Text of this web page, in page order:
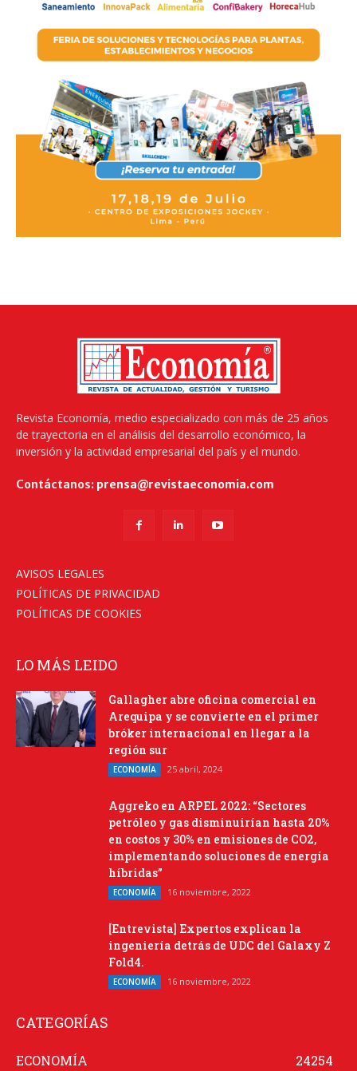
Revista Economía, medio especializado con más de 25 años
de trayectoria en el análisis del desarrollo económico, la
inversión y la actividad empresarial del país y el mundo.
Contáctanos: prensa@revistaeconomia.com
AVISOS LEGALES
POLÍTICAS DE PRIVACIDAD
POLÍTICAS DE COOKIES
LO MÁS LEIDO
Gallagher abre oficina comercial en
Arequipa y se convierte en el primer
bróker internacional en llegar a la
región sur
ECONOMÍA 25 abril, 2024
Aggreko en ARPEL 2022: “Sectores
petróleo y gas disminuirían hasta 20%
en costos y 30% en emisiones de CO2,
implementando soluciones de energía
híbridas”
ECONOMÍA 16 noviembre, 2022
[Entrevista] Expertos explican la
ingeniería detrás de UDC del Galaxy Z
Fold4.
ECONOMÍA 16 noviembre, 2022
CATEGORÍAS
ECONOMÍA 24254